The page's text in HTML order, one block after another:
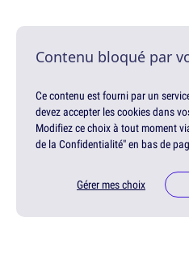
Contenu bloqué par
Ce contenu est fourni par un
devez accepter les cookies dans
Modifiez ce choix à tout moment
de la Confidentialité" en bas de
Gérer mes choix